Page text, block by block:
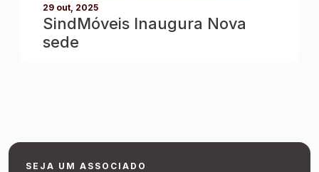
29 out, 2025
SindMóveis Inaugura Nova
sede
SEJA UM ASSOCIADO